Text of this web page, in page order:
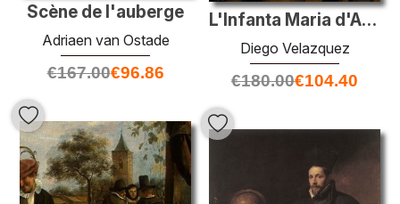
L'Infanta Maria d'Autriche
Diego Velazquez
€180.00€104.40
Scène de l'auberge
Adriaen van Ostade
€167.00€96.86